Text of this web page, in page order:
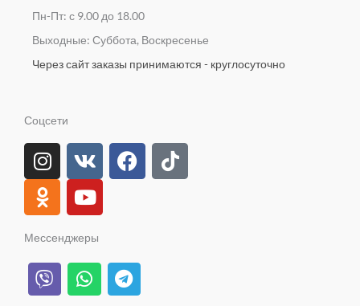
Пн-Пт: с 9.00 до 18.00
Выходные: Суббота, Воскресенье
Через сайт заказы принимаются - круглосуточно
Соцсети
I
n
s
t
a
r
a
V
k
F
a
o
k
T
i
O
d
n
o
k
a
s
Y
o
u
t
u
b
e
Мессенджеры
V
i
W
h
T
e